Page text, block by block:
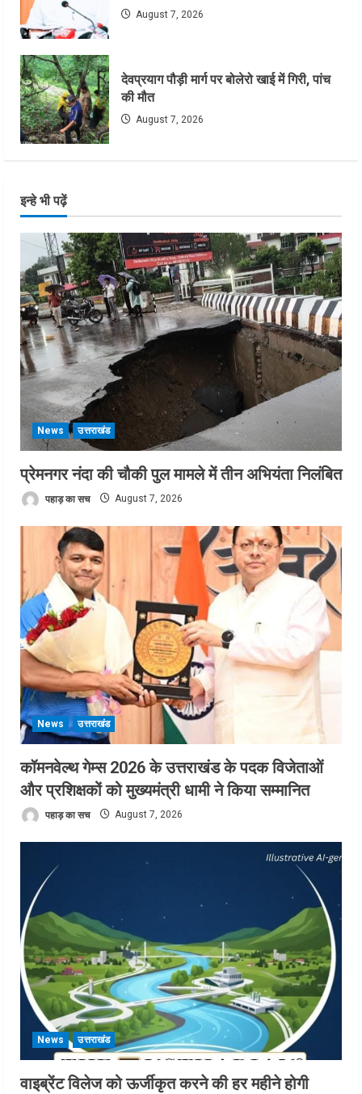
August 7, 2026
देवप्रयाग पौड़ी मार्ग पर बोलेरो खाई में गिरी, पांच
की मौत
August 7, 2026
इन्हे भी पढ़ें
News उत्तराखंड
प्रेमनगर नंदा की चौकी पुल मामले में तीन अभियंता निलंबित
पहाड़ का सच August 7, 2026
News उत्तराखंड
कॉमनवेल्थ गेम्स 2026 के उत्तराखंड के पदक विजेताओं
और प्रशिक्षकों को मुख्यमंत्री धामी ने किया सम्मानित
पहाड़ का सच August 7, 2026
News उत्तराखंड
वाइब्रेंट विलेज को ऊर्जीकृत करने की हर महीने होगी